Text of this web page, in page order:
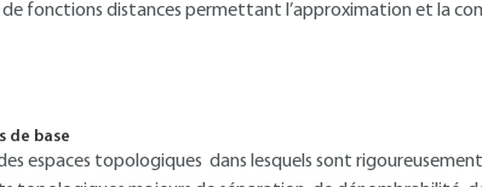
fonctions distances permettant l’approximation et la
de base
espaces topologiques dans lesquels sont